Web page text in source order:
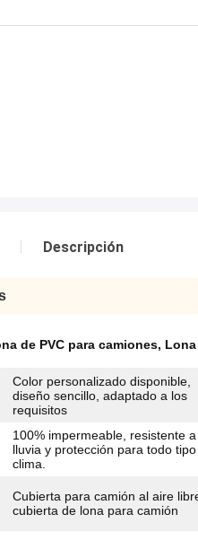
Descripción
de PVC para camiones,
Color personalizado disponible,
diseño sencillo, adaptado a los
requisitos
100% impermeable, resistente a
lluvia y protección para todo
clima.
Cubierta para camión al aire
cubierta de lona para camión